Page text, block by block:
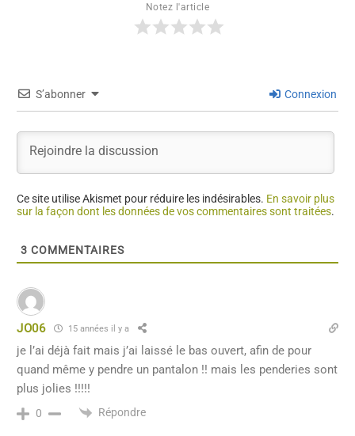
Notez l'article
S’abonner Connexion
Ce site utilise Akismet pour réduire les indésirables. En savoir plus
sur la façon dont les données de vos commentaires sont traitées.
3 COMMENTAIRES
JO06 15 années il y a
je l’ai déjà fait mais j’ai laissé le bas ouvert, afin de pour
quand même y pendre un pantalon !! mais les penderies sont
plus jolies !!!!!
0 Répondre